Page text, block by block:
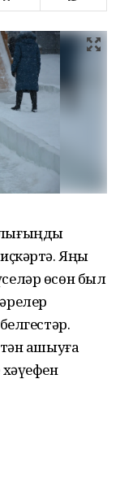
Яңы
өсөн был
ашыуға